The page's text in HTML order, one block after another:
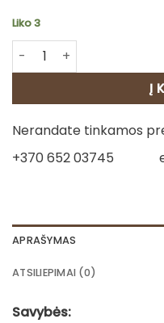
Liko 3
produkto kiekis: Lininis
Į
Nerandate tinkamos
+370 652 03745
APRAŠYMAS
ATSILIEPIMAI (0)
Savybės: